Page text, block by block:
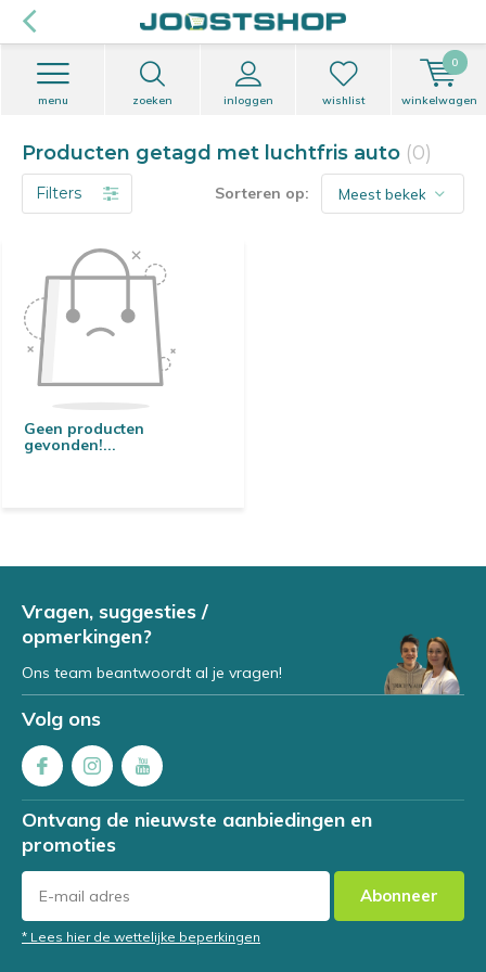
zoeken inloggen
menu wishlist winkelwagen
0
Producten getagd met luchtfris auto (0)
Filters Sorteren op:
Geen producten
gevonden!...
Vragen, suggesties /
opmerkingen?
Ons team beantwoordt al je vragen!
Volg ons
Ontvang de nieuwste aanbiedingen en
promoties
Abonneer
* Lees hier de wettelijke beperkingen